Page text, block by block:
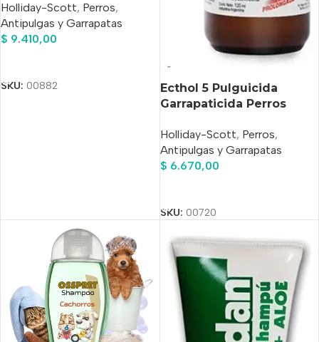
Holliday-Scott, Perros,
Antipulgas y Garrapatas
$ 9.410,00
SKU: 00882
Ecthol 5 Pulguicida
Garrapaticida Perros
Holliday-Scott, Perros,
Antipulgas y Garrapatas
$ 6.670,00
SKU: 00720